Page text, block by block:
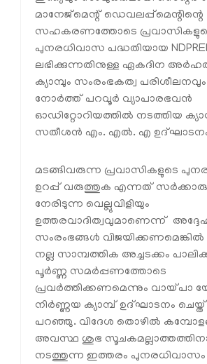
മാനേജ്‌മെന്റ് ഡെവലപ്പ്‌മെന്റിന്റെ
സഹകരണത്തോടെ
പുനരധിവാസ പദ്ധതിയായ
ലഭിക്കുന്നതിനുള്ള ഏകദിന
ക്യാമ്പും സംരംഭകത്വ പരിശീലനവും
നോര്‍ത്ത് പറവൂര്‍ വ്യാപാരഭവന്‍
ഓഡിറ്റോറിയത്തില്‍ നടത്തിയ
സതീശന്‍ എം. എല്‍. എ
മടങ്ങിവരുന്ന പ്രവാസികളുടെ
ഉറപ്പ് വരുത്തുക എന്നത്
നേരിടുന്ന വെല്ലുവിളിയും
ഉത്തരവാദിത്വവുമാണെന്ന്
സംരംഭങ്ങള്‍
നല്ല സാമ്പത്തിക അച്ചടക്കം
പൂര്‍ണ്ണ സമര്‍പ്പണത്തോടെ
പ്രവര്‍ത്തിക്കണമെന്നും വായ്പാ
നിര്‍ണ്ണയ ക്യാമ്പ് ഉദ്ഘാടനം
പറഞ്ഞു. വിദേശ തൊഴില്‍
അവസ്ഥ ശുഭ
നടത്തുന്ന ഇത്തരം